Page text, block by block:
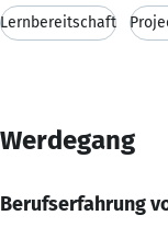
Lernbereitschaft
Werdegang
Berufserfahrung